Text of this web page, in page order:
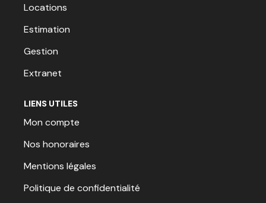
Locations
Estimation
Gestion
Extranet
LIENS UTILES
Mon compte
Nos honoraires
Mentions légales
Politique de confidentialité